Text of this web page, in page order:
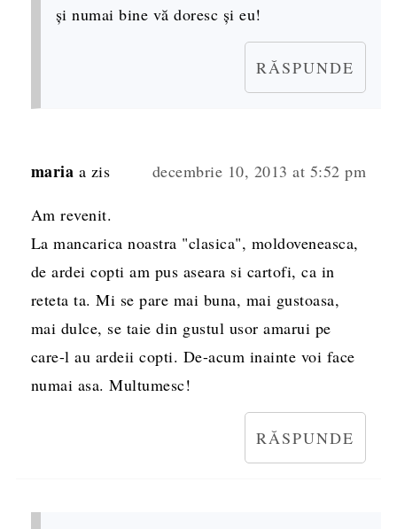
și numai bine vă doresc și eu!
RĂSPUNDE
maria a zis decembrie 10, 2013 at 5:52 pm
Am revenit.
La mancarica noastra "clasica", moldoveneasca,
de ardei copti am pus aseara si cartofi, ca in
reteta ta. Mi se pare mai buna, mai gustoasa,
mai dulce, se taie din gustul usor amarui pe
care-l au ardeii copti. De-acum inainte voi face
numai asa. Multumesc!
RĂSPUNDE